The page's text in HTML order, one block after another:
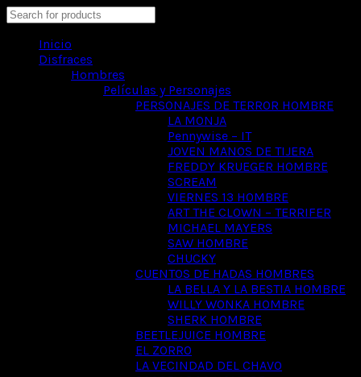
Inicio
Disfraces
Hombres
Películas y Personajes
PERSONAJES DE TERROR HOMBRE
LA MONJA
Pennywise – IT
JOVEN MANOS DE TIJERA
FREDDY KRUEGER HOMBRE
SCREAM
VIERNES 13 HOMBRE
ART THE CLOWN – TERRIFER
MICHAEL MAYERS
SAW HOMBRE
CHUCKY
CUENTOS DE HADAS HOMBRES
LA BELLA Y LA BESTIA HOMBRE
WILLY WONKA HOMBRE
SHERK HOMBRE
BEETLEJUICE HOMBRE
EL ZORRO
LA VECINDAD DEL CHAVO